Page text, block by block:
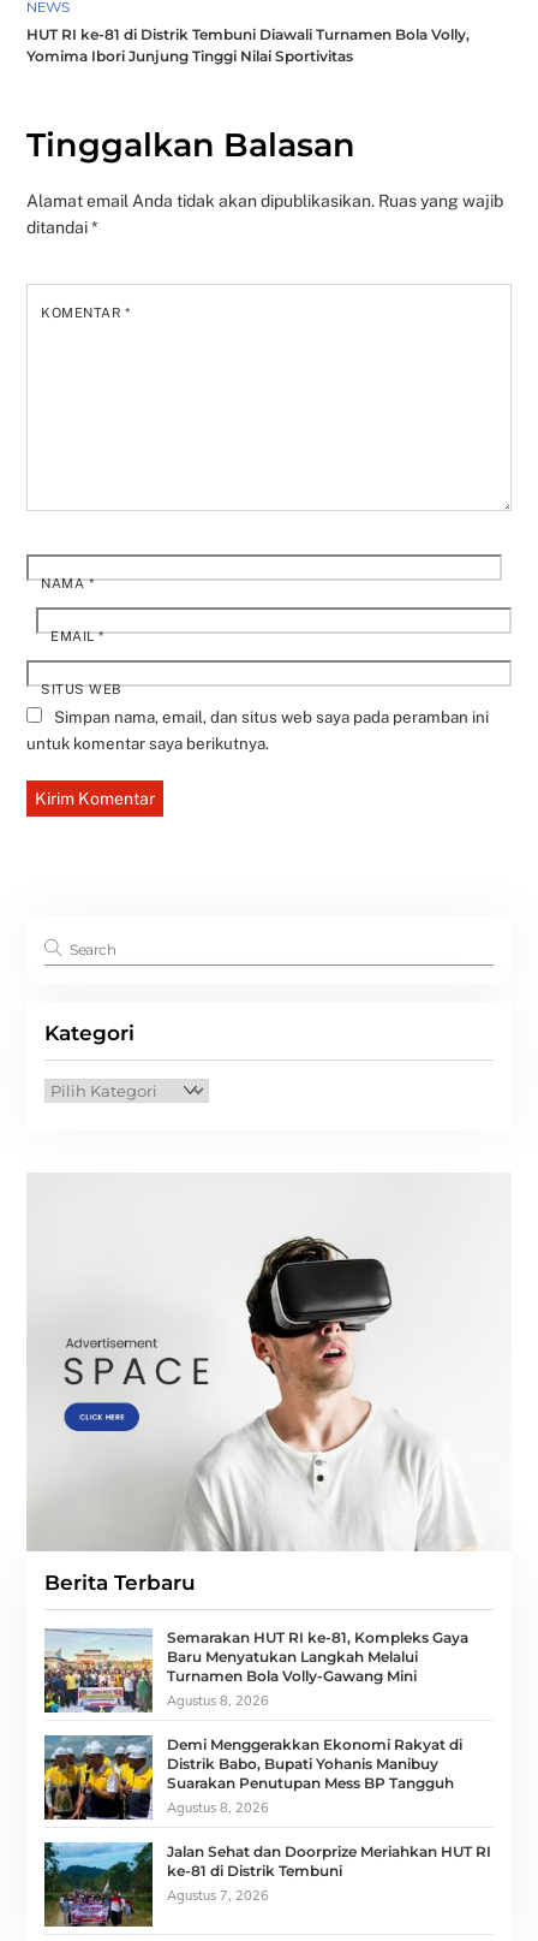
NEWS
HUT RI ke-81 di Distrik Tembuni Diawali Turnamen Bola Volly,
Yomima Ibori Junjung Tinggi Nilai Sportivitas
Tinggalkan Balasan
Alamat email Anda tidak akan dipublikasikan. Ruas yang wajib
ditandai*
KOMENTAR*
NAMA*
EMAIL*
SITUS WEB
Simpan nama, email, dan situs web saya pada peramban ini
untuk komentar saya berikutnya.
Kategori
Kategori
Berita Terbaru
Semarakan HUT RI ke-81, Kompleks Gaya
Baru Menyatukan Langkah Melalui
Turnamen Bola Volly-Gawang Mini
Agustus 8, 2026
Demi Menggerakkan Ekonomi Rakyat di
Distrik Babo, Bupati Yohanis Manibuy
Suarakan Penutupan Mess BP Tangguh
Agustus 8, 2026
Jalan Sehat dan Doorprize Meriahkan HUT RI
ke-81 di Distrik Tembuni
Agustus 7, 2026